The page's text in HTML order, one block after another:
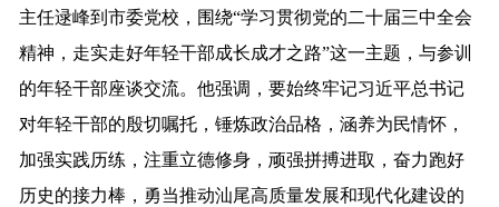
主任逯峰到市委党校，围绕“学习贯彻党的二十届三中全会
精神，走实走好年轻干部成长成才之路”这一主题，与参训
的年轻干部座谈交流。他强调，要始终牢记习近平总书记
对年轻干部的殷切嘱托，锤炼政治品格，涵养为民情怀，
加强实践历练，注重立德修身，顽强拼搏进取，奋力跑好
历史的接力棒，勇当推动汕尾高质量发展和现代化建设的